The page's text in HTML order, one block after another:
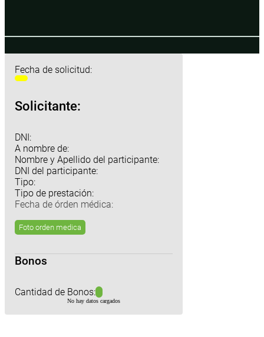
Fecha de solicitud:
Solicitante:
DNI:
A nombre de:
Nombre y Apellido del participante:
DNI del participante:
Tipo:
Tipo de prestación:
Fecha de órden médica:
Foto orden medica
Bonos
Cantidad de Bonos:
No hay datos cargados